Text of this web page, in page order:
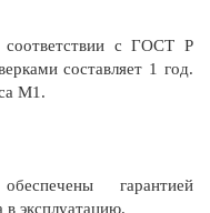
соответствии с ГОСТ Р
составляет 1 год.
М1.
гарантией
в эксплуатацию.